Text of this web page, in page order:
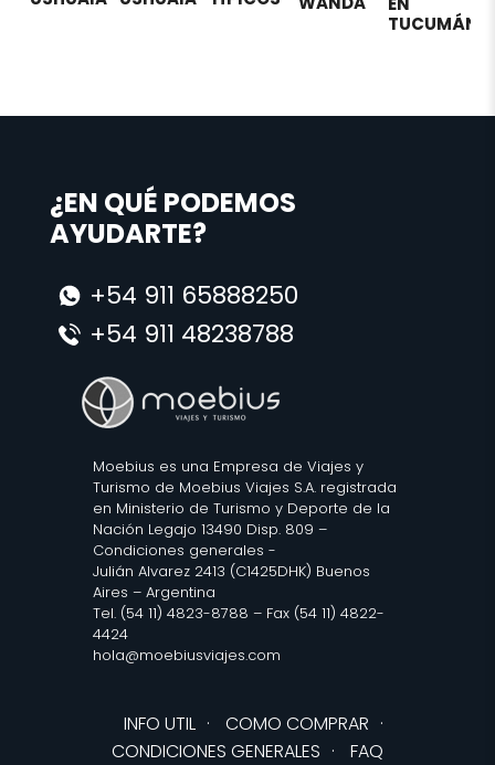
TUCUMÁNMENDOZA
¿EN QUÉ PODEMOS
AYUDARTE?
+54 911 65888250
+54 911 48238788
Moebius es una Empresa de Viajes y
Turismo de Moebius Viajes S.A. registrada
en Ministerio de Turismo y Deporte de la
Nación Legajo 13490 Disp. 809 –
Condiciones generales -
Julián Alvarez 2413 (C1425DHK) Buenos
Aires – Argentina
Tel. (54 11) 4823-8788 – Fax (54 11) 4822-
4424
hola@moebiusviajes.com
INFO UTIL · COMO COMPRAR ·
CONDICIONES GENERALES · FAQ